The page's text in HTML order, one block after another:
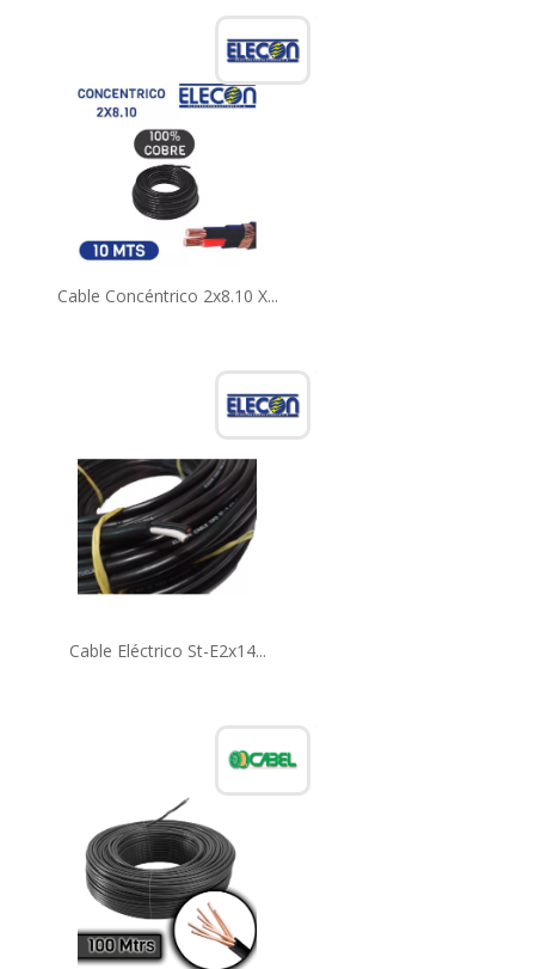
Cable Concéntrico 2x8.10 X...
Cable Eléctrico St-E2x14...